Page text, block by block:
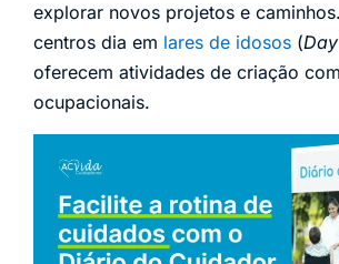
explorar novos projetos e
centros dia em lares de idosos (
oferecem atividades de criação
ocupacionais.